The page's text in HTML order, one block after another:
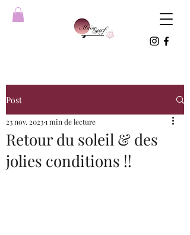
Post
Retour du soleil & des
jolies conditions !!
23 nov. 20231 min de lecture